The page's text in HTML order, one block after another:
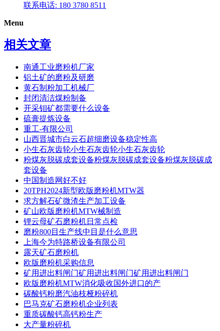
联系电话: 180 3780 8511
Menu
相关文章
南通工业磨粉机厂家
铝土矿的磨粉及研磨
黄石制粉加工机械厂
封闭清洁煤粉制备
开采钼矿都需要什么设备
硫膏提炼设备
重工-有限公司
山西晋城市白云石超细磨设备稳定性高
小生石灰齿轮小生石灰齿轮小生石灰齿轮
粉煤灰脱碳成套设备粉煤灰脱碳成套设备粉煤灰脱碳成
套设备
中国制造网好不好
20TPH2024新型欧版磨粉机MTW器
求方解石矿微渣生产加工设备
矿山欧版磨粉机MTW械制造
锂云母矿石磨粉机日常点检
磨粉800目生产线中目是什么意思
上海今为特路桥设备有限公司
露天矿石磨粉机
欧版磨粉机采购信息
矿用进出料闸门矿用进出料闸门矿用进出料闸门
欧版磨粉机MTW消化吸收国外进口的产
碳酸钙粉磨汽油枝桠粉碎机
巴马克矿石磨粉机企业列表
重质碳酸钙高钙粉生产
大产量粉碎机